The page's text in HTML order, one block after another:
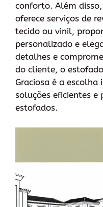
conforto. Além
oferece serviços de
tecido ou vinil,
personalizado e
detalhes e
do cliente, o
Graciosa é a
soluções eficientes e
estofados.